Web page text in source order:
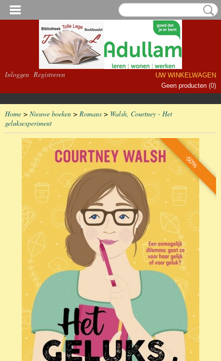
Inloggen Registreren
UW WINKELWAGEN
Geen producten (0)
Home > Nieuwe boeken > Romans > Walsh, Courtney - Het
geluksexperiment
-50%